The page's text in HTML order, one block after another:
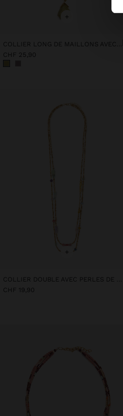
+
COLLIER LONG DE MAILLONS AVEC PIERRE
CHF 25,90
+
COLLIER DOUBLE AVEC PERLES DE PIERRE ET RÉSINE
CHF 19,90